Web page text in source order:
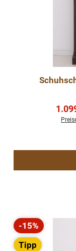
Rabatt
-15%
Tipp